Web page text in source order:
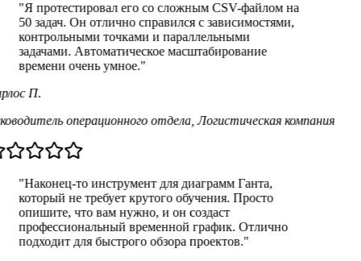
"Я протестировал его со сложным CSV-файлом на
50 задач. Он отлично справился с зависимостями,
контрольными точками и параллельными
задачами. Автоматическое масштабирование
времени очень умное."
П.
операционного отдела, Логистическая компания
"Наконец-то инструмент для диаграмм Ганта,
который не требует крутого обучения. Просто
опишите, что вам нужно, и он создаст
профессиональный временной график. Отлично
подходит для быстрого обзора проектов."